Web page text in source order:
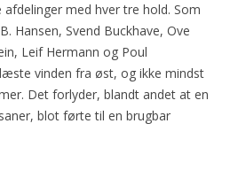
med hver tre hold. Som
Hansen, Svend Buckhave, Ove
Leif Hermann og Poul
vinden fra øst, og ikke mindst
Det forlyder, blandt andet at en
blot førte til en brugbar